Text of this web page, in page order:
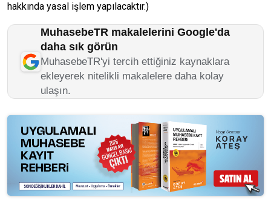
hakkında yasal işlem yapılacaktır.)
MuhasebeTR makalelerini Google'da
daha sık görün
MuhasebeTR'yi tercih ettiğiniz kaynaklara
ekleyerek nitelikli makalelere daha kolay
ulaşın.